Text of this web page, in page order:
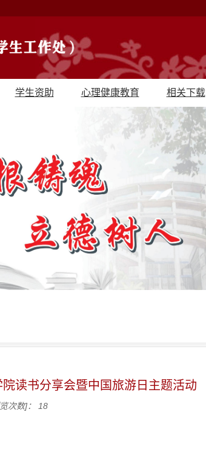
学生资助 心理健康教育 相关下载
读书分享会暨中国旅游日主题活动
次数]： 18